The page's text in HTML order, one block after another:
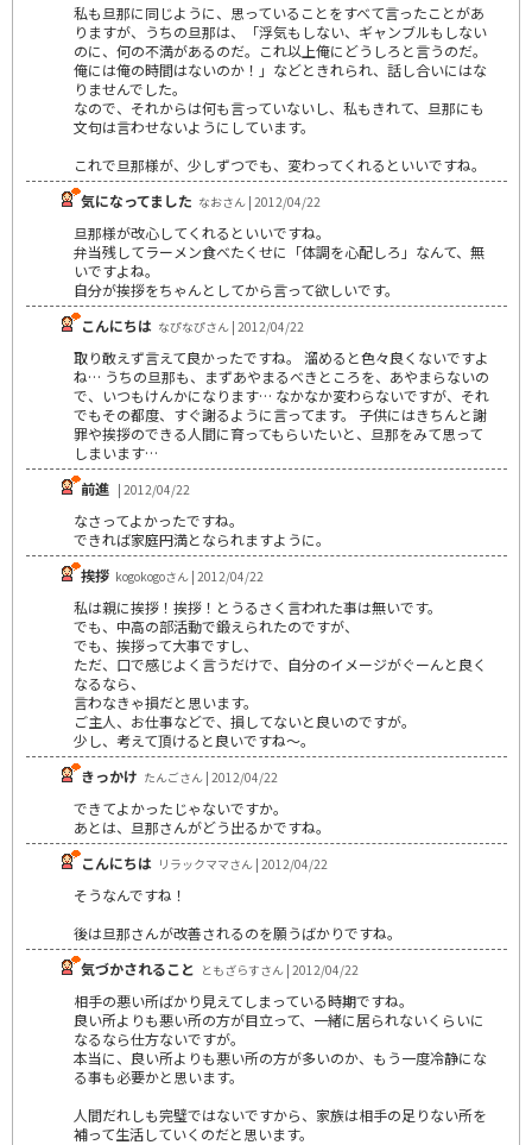
私も旦那に同じように、思っていることをすべて言ったことがあ
りますが、うちの旦那は、「浮気もしない、ギャンブルもしない
のに、何の不満があるのだ。これ以上俺にどうしろと言うのだ。
俺には俺の時間はないのか！」などときれられ、話し合いにはな
りませんでした。
なので、それからは何も言っていないし、私もきれて、旦那にも
文句は言わせないようにしています。
これで旦那様が、少しずつでも、変わってくれるといいですね。
気になってました なおさん | 2012/04/22
旦那様が改心してくれるといいですね。
弁当残してラーメン食べたくせに「体調を心配しろ」なんて、無
いですよね。
自分が挨拶をちゃんとしてから言って欲しいです。
こんにちは なぴなぴさん | 2012/04/22
取り敢えず言えて良かったですね。 溜めると色々良くないですよ
ね… うちの旦那も、まずあやまるべきところを、あやまらないの
で、いつもけんかになります… なかなか変わらないですが、それ
でもその都度、すぐ謝るように言ってます。 子供にはきちんと謝
罪や挨拶のできる人間に育ってもらいたいと、旦那をみて思って
しまいます…
前進 | 2012/04/22
なさってよかったですね。
できれば家庭円満となられますように。
挨拶 kogokogoさん | 2012/04/22
私は親に挨拶！挨拶！とうるさく言われた事は無いです。
でも、中高の部活動で鍛えられたのですが、
でも、挨拶って大事ですし、
ただ、口で感じよく言うだけで、自分のイメージがぐーんと良く
なるなら、
言わなきゃ損だと思います。
ご主人、お仕事などで、損してないと良いのですが。
少し、考えて頂けると良いですね～。
きっかけ たんごさん | 2012/04/22
できてよかったじゃないですか。
あとは、旦那さんがどう出るかですね。
こんにちは リラックママさん | 2012/04/22
そうなんですね！
後は旦那さんが改善されるのを願うばかりですね。
気づかされること ともざらすさん | 2012/04/22
相手の悪い所ばかり見えてしまっている時期ですね。
良い所よりも悪い所の方が目立って、一緒に居られないくらいに
なるなら仕方ないですが。
本当に、良い所よりも悪い所の方が多いのか、もう一度冷静にな
る事も必要かと思います。
人間だれしも完璧ではないですから、家族は相手の足りない所を
補って生活していくのだと思います。